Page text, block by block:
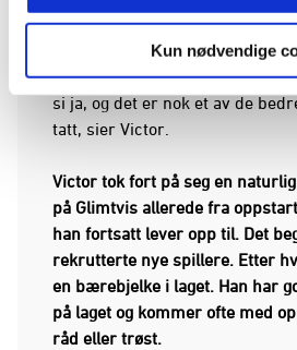
Kun nødvendige
– Det var Cato som tipset meg
den Glimt-fanatikeren jeg er,
være midt i blinken for meg.
si ja, og det er nok et av de
tatt, sier Victor.
Victor tok fort på seg en
på Glimtvis allerede fra
han fortsatt lever opp til. Det
rekrutterte nye spillere. Etter
en bærebjelke i laget. Han har
på laget og kommer ofte med
råd eller trøst.